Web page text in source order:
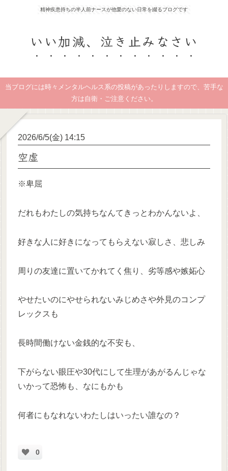
精神疾患持ちの半人前ナースが他愛のない日常を綴るブログです
いい加減、泣き止みなさい
当ブログには時々メンタルヘルス系の投稿があったりしますので、苦手な
方は自衛・ご注意ください。
2026/6/5(金) 14:15
空虚
※卑屈
だれもわたしの気持ちなんてきっとわかんないよ、
好きな人に好きになってもらえない寂しさ、悲しみ
周りの友達に置いてかれてく焦り、劣等感や嫉妬心
やせたいのにやせられないみじめさや外見のコンプ
レックスも
長時間働けない金銭的な不安も、
下がらない眼圧や30代にして生理があがるんじゃな
いかって恐怖も、なにもかも
何者にもなれないわたしはいったい誰なの？
0